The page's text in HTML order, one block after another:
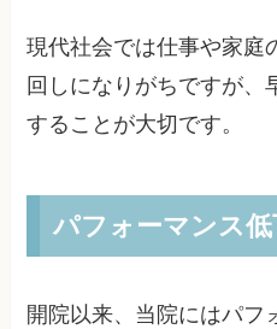
現代社会では仕事や家庭
回しになりがちですが、
することが大切です。
パフォーマンス
開院以来、当院にはパフ